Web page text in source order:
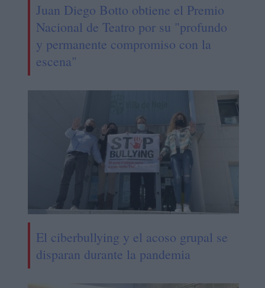
Juan Diego Botto obtiene el Premio
Nacional de Teatro por su "profundo
y permanente compromiso con la
escena"
El ciberbullying y el acoso grupal se
disparan durante la pandemia